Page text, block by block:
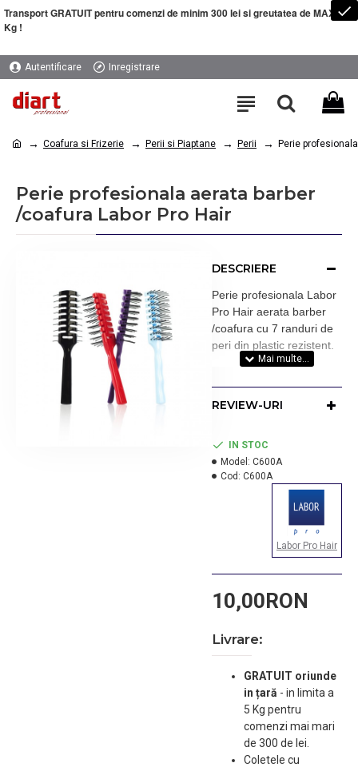
Transport GRATUIT pentru comenzi de minim 300 lei si greutatea de MAXIM 5
Kg !
Autentificare Inregistrare
Coafura si Frizerie Perii si Piaptane Perii Perie
Perie profesionala aerata barber
/coafura Labor Pro Hair
DESCRIERE
Perie profesionala Labor
Pro Hair aerata barber
/coafura cu 7 randuri de
peri din plastic rezistent.
albastru.
Cantitate:1 buc.
REVIEW-URI
10,00RON
IN STOC
Model: C600A
Cod: C600A
Labor Pro Hair
Livrare:
GRATUIT oriunde
in țară - in limita a
5 Kg pentru
comenzi mai mari
de 300 de lei.
Coletele cu